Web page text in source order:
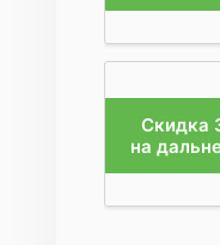
Скидка
на